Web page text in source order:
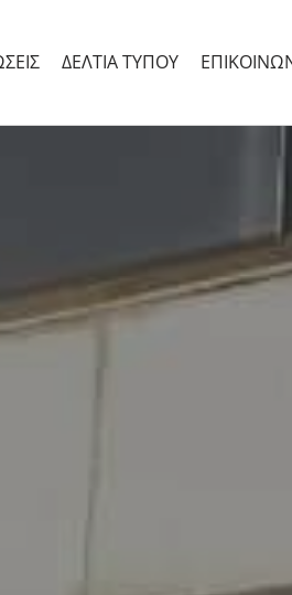
ΔΕΛΤΊΑ ΤΎΠΟΥ